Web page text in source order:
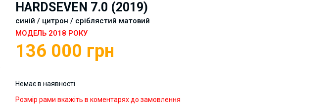
HARDSEVEN 7.0 (2019)
синій / цитрон / сріблястий матовий
МОДЕЛЬ 2018 РОКУ
136 000 грн
Немає в наявності
Розмір рами вкажіть в коментарях до замовлення